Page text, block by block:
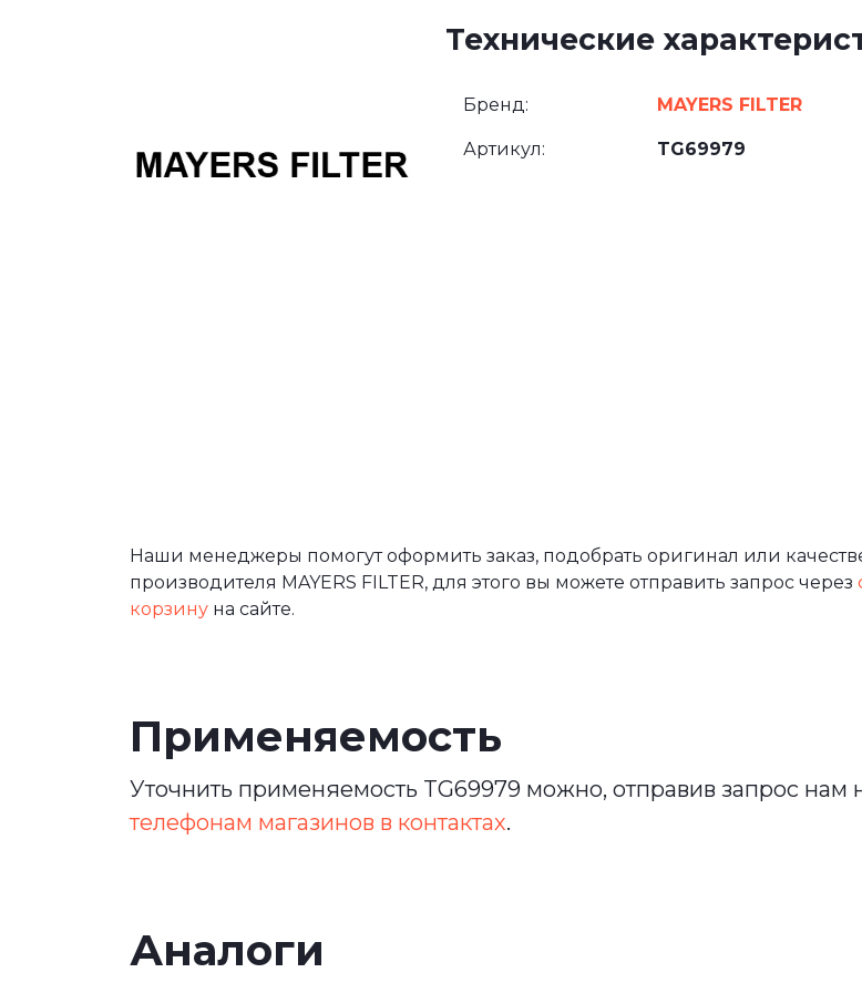
Технические
Бренд: MAYERS FILTER
Артикул: TG69979
Наши менеджеры помогут оформить заказ, подобрать оригинал или
производителя MAYERS FILTER, для этого вы можете отправить запрос через
корзину на сайте.
Применяемость
Уточнить применяемость TG69979 можно, отправив запрос нам
телефонам магазинов в контактах.
Аналоги